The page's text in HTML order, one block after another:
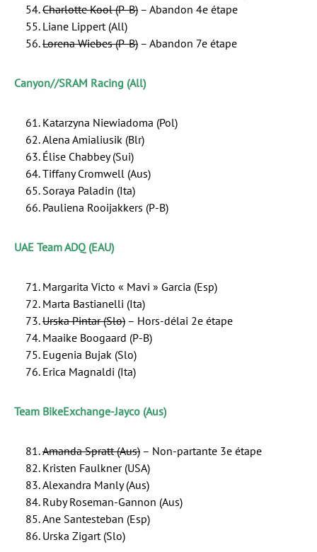
Charlotte Kool (P-B) – Abandon 4e étape
Liane Lippert (All)
Lorena Wiebes (P-B) – Abandon 7e étape
Canyon//SRAM Racing (All)
Katarzyna Niewiadoma (Pol)
Alena Amialiusik (Blr)
Élise Chabbey (Sui)
Tiffany Cromwell (Aus)
Soraya Paladin (Ita)
Pauliena Rooijakkers (P-B)
UAE Team ADQ (EAU)
Margarita Victo « Mavi » Garcia (Esp)
Marta Bastianelli (Ita)
Urska Pintar (Slo) – Hors-délai 2e étape
Maaike Boogaard (P-B)
Eugenia Bujak (Slo)
Erica Magnaldi (Ita)
Team BikeExchange-Jayco (Aus)
Amanda Spratt (Aus) – Non-partante 3e étape
Kristen Faulkner (USA)
Alexandra Manly (Aus)
Ruby Roseman-Gannon (Aus)
Ane Santesteban (Esp)
Urska Zigart (Slo)